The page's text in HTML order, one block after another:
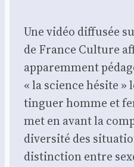
Une vidéo dif­fu­sée
de France Culture
appa­rem­ment
« la science hésite »
tin­guer homme et
met en avant la
diver­si­té des
dis­tinc­tion entre